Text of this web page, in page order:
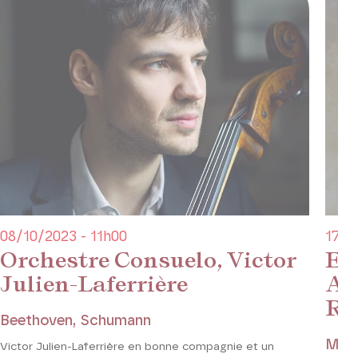
Orchestre Consuelo, Victor
Julien-Laferrière
08/10/2023 - 11h00
Beethoven, Schumann
Victor Julien-Laferrière en bonne compagnie et un